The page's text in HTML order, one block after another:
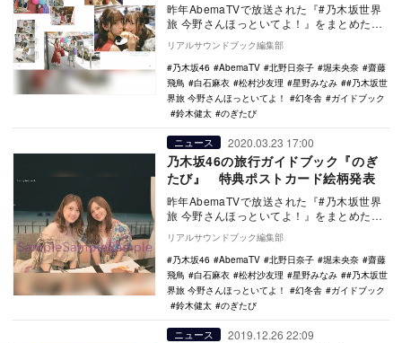
昨年AbemaTVで放送された『#乃木坂世界
旅 今野さんほっといてよ！』をまとめた乃
木坂46の旅行ガイドブック『のぎたび in …
リアルサウンドブック編集部
乃木坂46
AbemaTV 北野日奈子 堀未央奈
齋藤
飛鳥
白石麻衣 松村沙友理 星野みなみ
#乃木坂世
界旅 今野さんほっといてよ！
幻冬舎
ガイドブック
鈴木健太
のぎたび
ニュース 2020.03.23 17:00
乃木坂46の旅行ガイドブック『のぎ
たび』 特典ポストカード絵柄発表
昨年AbemaTVで放送された『#乃木坂世界
旅 今野さんほっといてよ！』をまとめた乃
木坂46の旅行ガイドブック『のぎたび in …
リアルサウンドブック編集部
乃木坂46
AbemaTV 北野日奈子 堀未央奈
齋藤
飛鳥
白石麻衣 松村沙友理 星野みなみ
#乃木坂世
界旅 今野さんほっといてよ！
幻冬舎
ガイドブック
鈴木健太
のぎたび
ニュース 2019.12.26 22:09